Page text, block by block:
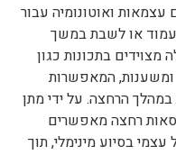
ואוטונומיה עבור
או לשבת במשך
בתכונות כגון
ומשענות, המאפשרות
הרחצה. על ידי מתן
רחצה מאפשרים
בסיוע מינימלי, תוך